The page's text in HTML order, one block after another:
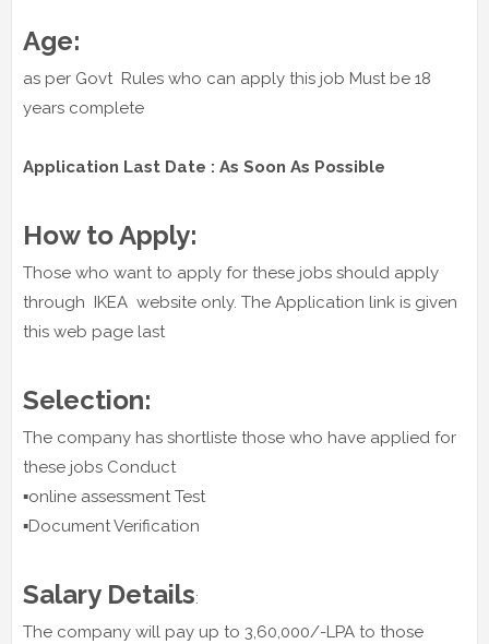
Age:
as per Govt Rules who can apply this job Must be 18
years complete
Application Last Date : As Soon As Possible
How to Apply:
Those who want to apply for these jobs should apply
through IKEA website only. The Application link is given
this web page last
Selection:
The company has shortliste those who have applied for
these jobs Conduct
▪️online assessment Test
▪️Document Verification
Salary Details:
The company will pay up to 3,60,000/-LPA to those